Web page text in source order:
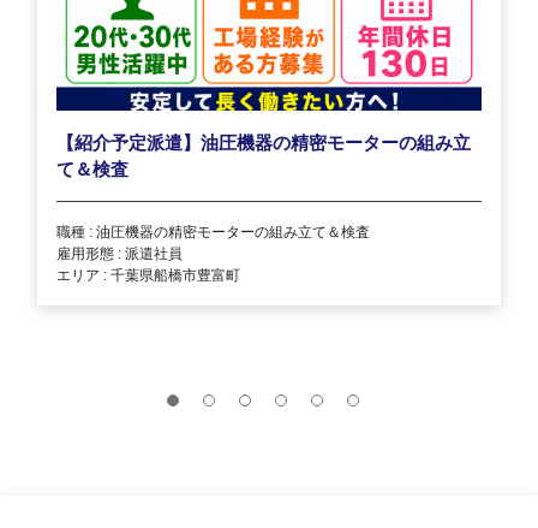
【紹介予定派遣】油圧機器の精密モーターの組み立
て＆検査
職種 : 油圧機器の精密モーターの組み立て＆検査
雇用形態 : 派遣社員
エリア : 千葉県船橋市豊富町